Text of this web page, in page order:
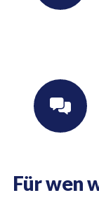
Für wen